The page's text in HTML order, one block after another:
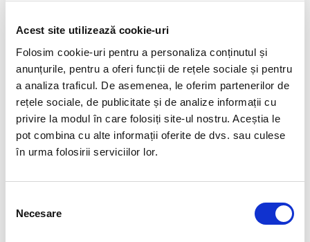
Acest site utilizează cookie-uri
Folosim cookie-uri pentru a personaliza conținutul și
anunțurile, pentru a oferi funcții de rețele sociale și pentru
a analiza traficul. De asemenea, le oferim partenerilor de
rețele sociale, de publicitate și de analize informații cu
privire la modul în care folosiți site-ul nostru. Aceștia le
pot combina cu alte informații oferite de dvs. sau culese
în urma folosirii serviciilor lor.
consimțământului
Necesare
Hotararea nr. 848 din 30 octombrie 2013, publicata in
MO Partea I nr. 689 din 11.11.2013, pentru modificarea
si completarea Hotararii Guvernului nr. 274/2013
privind acordarea ajutoarelor de minimis pentru
investitiile realizate de intreprinderile mici si mijlocii
face urmatoarele precizari:
Comentariu: Articolul 2 se modifica si va avea
prezentei hotarari si a Regulamentului, prin alocari de
la bugetul de stat, din bugetul Ministerului Economiei